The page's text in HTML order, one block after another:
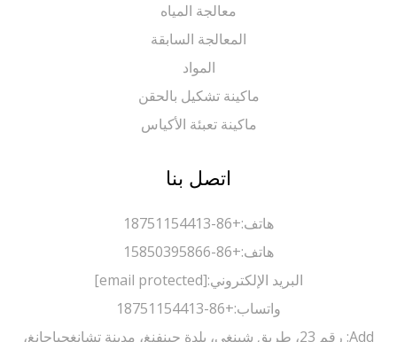
معالجة المياه
المعالجة السابقة
ماكينة تشكيل بالحقن
ماكينة تعبئة الأكياس
اتصل بنا
+86-18751154413
+86-15850395866
البريد الإلكتروني:[email protected]
واتساب:+86-18751154413
Add: رقم 23، طريق شينغي، بلدة جينفنغ، مدينة تشانغجياجانغ،